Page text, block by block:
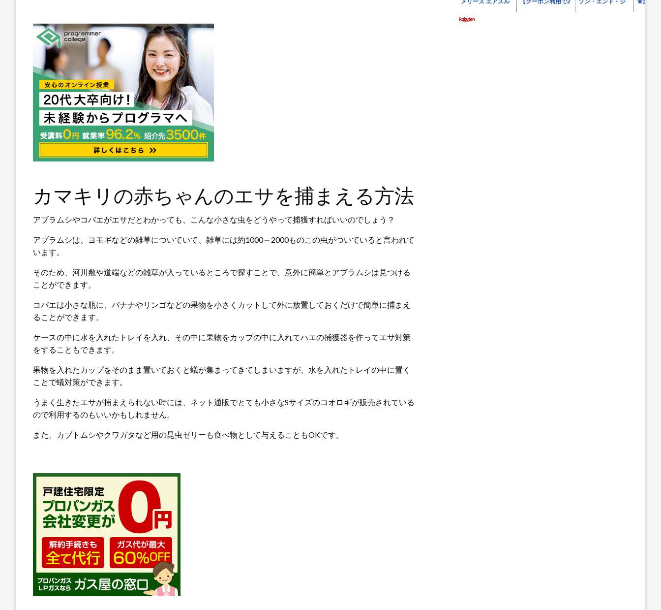
カマキリの赤ちゃんのエサを捕まえる方法
アブラムシやコバエがエサだとわかっても、こんな小さな虫をどうやって捕獲すればいいのでしょう？
アブラムシは、ヨモギなどの雑草についていて、雑草には約1000～2000ものこの虫がついていると言われて
います。
そのため、河川敷や道端などの雑草が入っているところで探すことで、意外に簡単とアブラムシは見つける
ことができます。
コバエは小さな瓶に、バナナやリンゴなどの果物を小さくカットして外に放置しておくだけで簡単に捕まえ
ることができます。
ケースの中に水を入れたトレイを入れ、その中に果物をカップの中に入れてハエの捕獲器を作ってエサ対策
をすることもできます。
果物を入れたカップをそのまま置いておくと蟻が集まってきてしまいますが、水を入れたトレイの中に置く
ことで蟻対策ができます。
うまく生きたエサが捕まえられない時には、ネット通販でとても小さなSサイズのコオロギが販売されている
ので利用するのもいいかもしれません。
また、カブトムシやクワガタなど用の昆虫ゼリーも食べ物として与えることもOKです。